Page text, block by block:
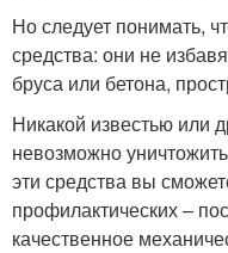
Но следует понимать,
средства: они не
бруса или бетона,
Никакой известью или
невозможно
эти средства вы
профилактических –
качественное